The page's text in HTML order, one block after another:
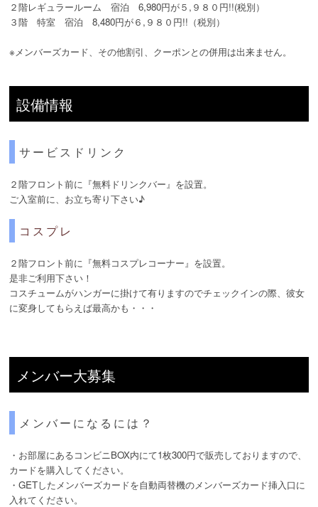
２階レギュラールーム 宿泊 6,980円が５,９８０円!!(税別）
３階 特室 宿泊 8,480円が６,９８０円!!（税別）
※メンバーズカード、その他割引、クーポンとの併用は出来ません。
設備情報
サービスドリンク
２階フロント前に『無料ドリンクバー』を設置。
ご入室前に、お立ち寄り下さい♪
コスプレ
２階フロント前に『無料コスプレコーナー』を設置。
是非ご利用下さい！
コスチュームがハンガーに掛けて有りますのでチェックインの際、彼女
に変身してもらえば最高かも・・・
メンバー大募集
メンバーになるには？
・お部屋にあるコンビニBOX内にて1枚300円で販売しておりますので、
カードを購入してください。
・GETしたメンバーズカードを自動両替機のメンバーズカード挿入口に
入れてください。